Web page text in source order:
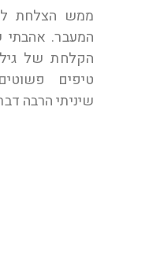
ממש הצלחת
המעבר. אהבתי
הקלחת של
טיפים
שיניתי הרבה